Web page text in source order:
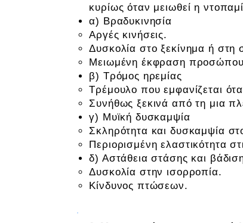
κυρίως όταν μειωθεί η
α) Βραδυκινησία
Αργές κινήσεις.
Δυσκολία στο ξεκίνημα ή στη
Μειωμένη έκφραση
β) Τρόμος ηρεμίας
Τρέμουλο που εμφανίζεται
Συνήθως ξεκινά από τη μια
γ) Μυϊκή δυσκαμψία
Σκληρότητα και δυσκαμψία
Περιορισμένη ελαστικότητα
δ) Αστάθεια στάσης και
Δυσκολία στην ισορροπία.
Κίνδυνος πτώσεων.